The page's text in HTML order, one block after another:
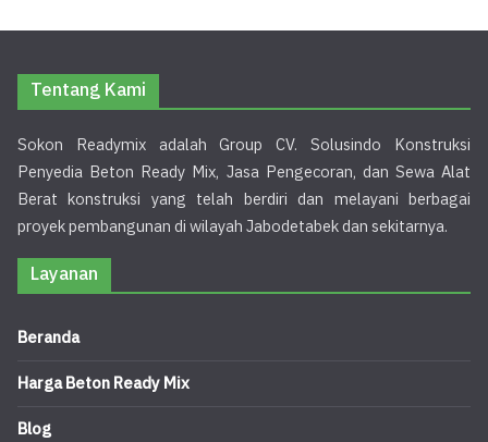
Tentang Kami
Sokon Readymix adalah Group CV. Solusindo Konstruksi
Penyedia Beton Ready Mix, Jasa Pengecoran, dan Sewa Alat
Berat konstruksi yang telah berdiri dan melayani berbagai
proyek pembangunan di wilayah Jabodetabek dan sekitarnya.
Layanan
Beranda
Harga Beton Ready Mix
Blog